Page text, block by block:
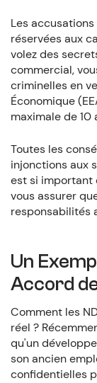
Les
réservées aux
volez des
commercial,
criminelles en
Économique
maximale de 10
Toutes les
injonctions aux
est si important
vous assurer
responsabilités
Un
Accord
Comment les
réel ?
qu'un
son ancien
confidentielles